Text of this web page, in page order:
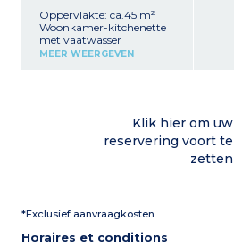
Oppervlakte: ca.45 m²
Woonkamer-kitchenette
met vaatwasser
Slaapbank voor 2
Badkamer, wc
Patio of ingerichte veranda
MEER WEERGEVEN
Klik hier om uw
reservering voort te
zetten
*Exclusief aanvraagkosten
Horaires et conditions